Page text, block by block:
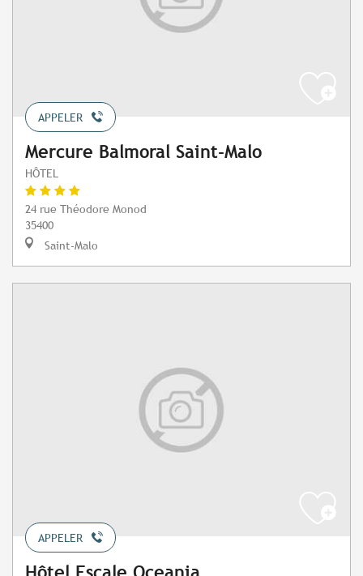
APPELER
Mercure Balmoral Saint-Malo
HÔTEL
24 rue Théodore Monod
35400
Saint-Malo
APPELER